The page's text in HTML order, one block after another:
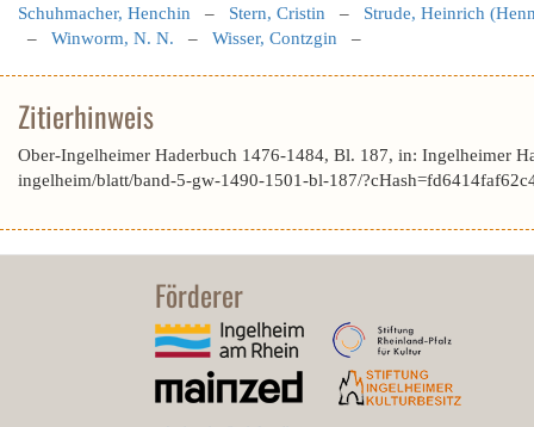
Schuhmacher, Henchin – Stern, Cristin – Strude, Heinrich
– Winworm, N. N. – Wisser, Contzgin –
Zitierhinweis
Ober-Ingelheimer Haderbuch 1476-1484, Bl. 187, in: Ingelheimer
ingelheim/blatt/band-5-gw-1490-1501-bl-187/
Förderer